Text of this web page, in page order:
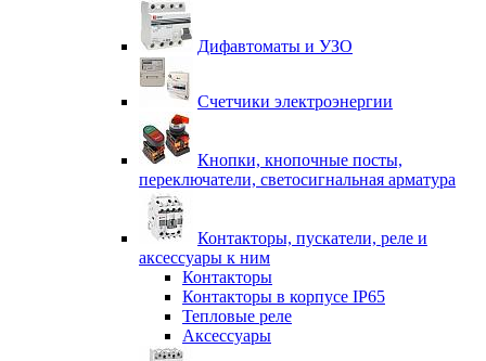
Дифавтоматы и УЗО
Счетчики электроэнергии
Кнопки, кнопочные посты,
переключатели, светосигнальная арматура
Контакторы, пускатели, реле и
аксессуары к ним
Контакторы
Контакторы в корпусе IP65
Тепловые реле
Аксессуары